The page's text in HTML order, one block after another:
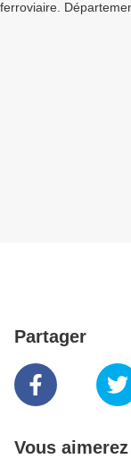
Partager
Vous